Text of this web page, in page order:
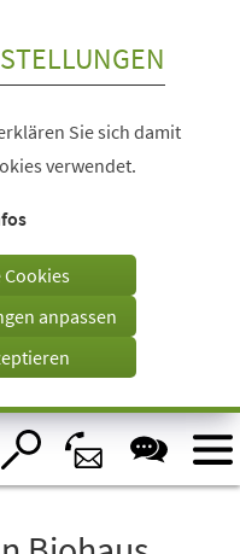
Sie sich damit
verwendet.
anpassen